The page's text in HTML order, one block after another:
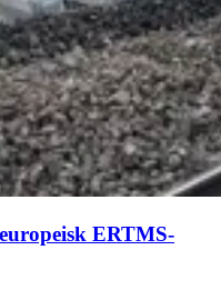
ERTMS-